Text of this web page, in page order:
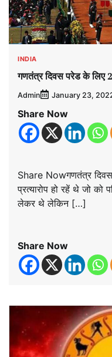
INDIA
गणतंत्र दिवस परेड के लिए
Admin January 23,
Share Now
Share Nowगणतंत्र
प्रत्यारोप हो रहें थे जो को
लेकर थे लेकिन […]
Share Now